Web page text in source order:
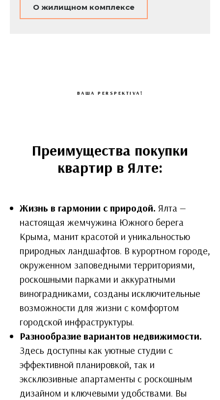
О жилищном комплексе
ВАША PERSPEKTIVA!
Преимущества покупки
квартир в Ялте:
Жизнь в гармонии с природой. Ялта —
настоящая жемчужина Южного берега
Крыма, манит красотой и уникальностью
природных ландшафтов. В курортном городе,
окруженном заповедными территориями,
роскошными парками и аккуратными
виноградниками, созданы исключительные
возможности для жизни с комфортом
городской инфраструктуры.
Разнообразие вариантов недвижимости.
Здесь доступны как уютные студии с
эффективной планировкой, так и
эксклюзивные апартаменты с роскошным
дизайном и ключевыми удобствами. Вы